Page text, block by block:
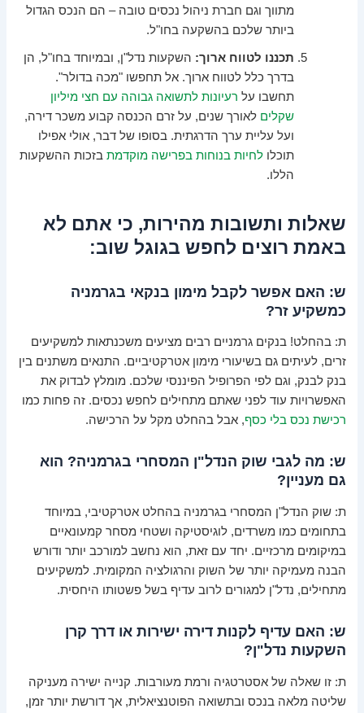
מתווך וגם חברת ניהול נכסים טובה – הם הנכס הגדול
ביותר שלכם בהשקעה בחו"ל.
תכננו לטווח ארוך: השקעות נדל"ן, ובמיוחד בחו"ל, הן
בדרך כלל לטווח ארוך. אל תחפשו "מכה בדולר".
תחשבו על רעיונות לתשואה גבוהה עם חצי מיליון
שקלים לאורך שנים, על זרם הכנסה קבוע משכר דירה,
ועל עליית ערך הדרגתית. בסופו של דבר, אולי אפילו
תוכלולחיות בנוחות בפרישה מוקדמת בזכות ההשקעות
הללו.
שאלות ותשובות מהירות, כי אתם לא
באמת רוצים לחפש בגוגל שוב:
ש: האם אפשר לקבל מימון בנקאי בגרמניה
כמשקיע זר?
ת: בהחלט! בנקים גרמניים רבים מציעים משכנתאות למשקיעים
זרים, לעיתים גם בשיעורי מימון אטרקטיביים. התנאים משתנים בין
בנק לבנק, וגם לפי הפרופיל הפיננסי שלכם. מומלץ לבדוק את
האפשרויות עוד לפני שאתם מתחילים לחפש נכסים. זה פחות כמו
רכישת נכס בלי כסף, אבל בהחלט מקל על הרכישה.
ש: מה לגבי שוק הנדל"ן המסחרי בגרמניה? הוא
גם מעניין?
ת: שוק הנדל"ן המסחרי בגרמניה בהחלט אטרקטיבי, במיוחד
בתחומים כמו משרדים, לוגיסטיקה ושטחי מסחר קמעונאיים
במיקומים מרכזיים. יחד עם זאת, הוא נחשב למורכב יותר ודורש
הבנה מעמיקה יותר של השוק והרגולציה המקומית. למשקיעים
מתחילים, נדל"ן למגורים לרוב עדיף בשל פשטותו היחסית.
ש: האם עדיף לקנות דירה ישירות או דרך קרן
השקעות נדל"ן?
ת: זו שאלה של אסטרטגיה ורמת מעורבות. קנייה ישירה מעניקה
שליטה מלאה בנכס ובתשואה הפוטנציאלית, אך דורשת יותר זמן,